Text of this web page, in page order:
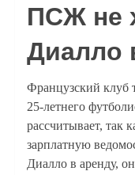
ПСЖ не
Диалло
Французский клуб
25-летнего
рассчитывает, так
зарплатную
Диалло в аренду,